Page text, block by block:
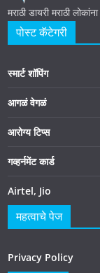
मराठी डायरी मराठी
पोस्ट कॅटेगरी
स्मार्ट शॉपिंग
आगळं वेगळं
आरोग्य टिप्स
गव्हर्नमेंट कार्ड
Airtel, Jio
महत्वाचे पेज
Privacy Policy